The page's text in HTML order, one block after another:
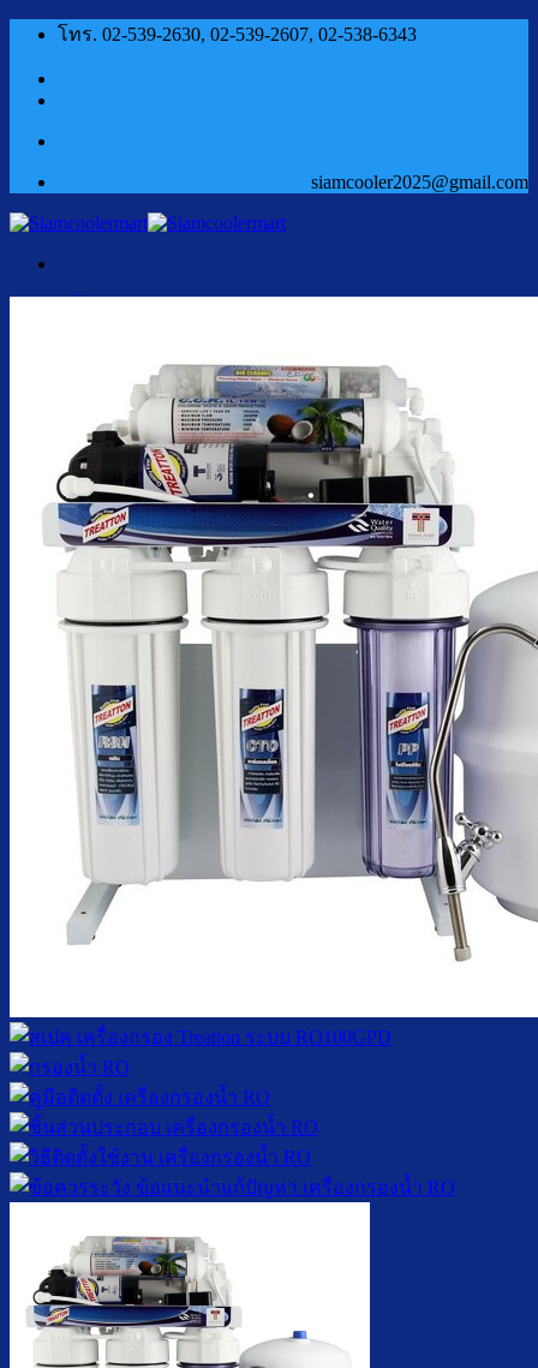
ข้าม
โทร. 02-539-2630, 02-539-2607, 02-538-6343
siamcooler2025@gmail.com
ตู้กดน้ำเย็น น้ำร้อน ถังคว่ำ
ตู้กดน้ำเย็น เจาะรูคว่ำถัง
ตู้กดน้ำเย็น น้ำร้อน ถังล่าง
ตู้กดน้ำเย็น น้ำร้อน กรองในตัว
ตู้กดน้ำเย็น น้ำร้อน ต่อท่อประปา
ตู้กดน้ำเย็น น้ำร้อน สแตนเลส
ตู้กดน้ำเย็น มือกดเท้าเหยียบ
ล้างตู้กดน้ำเย็น
เปลี่ยนไส้กรองน้ำ
บทความ
เกี่ยวกับเรา
ติดต่อเรา
จำนวนผู้ใช้งาน
ค้นหา: